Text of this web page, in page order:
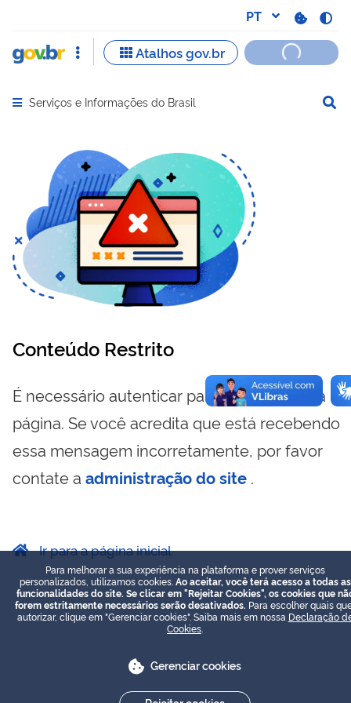
Abrir menu principal de navegação
Serviços e Informações do Brasil
Conteúdo Restrito
É necessário autenticar para visualizar essa
página. Se você acredita que está recebendo
essa mensagem incorretamente, por favor
contate a administração do site .
Ir para a página inicial
Para melhorar a sua experiência na plataforma e prover serviços
personalizados, utilizamos cookies. Ao aceitar, você terá acesso a todas as
funcionalidades do site. Se clicar em "Rejeitar Cookies", os cookies que
forem estritamente necessários serão desativados. Para escolher quais
autorizar, clique em "Gerenciar cookies". Saiba mais em nossa Declaração
Cookies
Gerenciar cookies